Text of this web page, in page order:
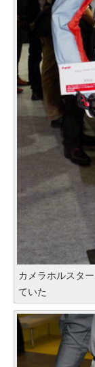
カメラホルスタ
ていた